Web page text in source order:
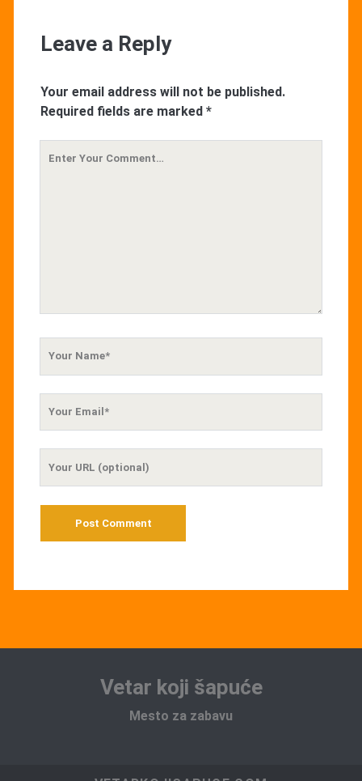
Leave a Reply
Your email address will not be published.
Required fields are marked *
Vetar koji šapuće
Mesto za zabavu